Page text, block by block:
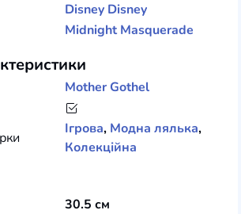
Disney Disney
Midnight Masquerade
Mother Gothel
Ігрова, Модна лялька,
Колекційна
30.5 см